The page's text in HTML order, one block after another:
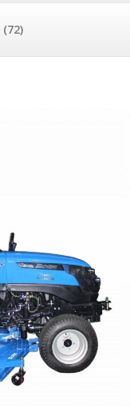
(72)